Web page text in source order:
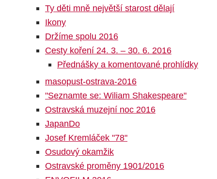
Ty děti mně největší starost dělají
Ikony
Držíme spolu 2016
Cesty koření 24. 3. – 30. 6. 2016
Přednášky a komentované prohlídky
masopust-ostrava-2016
"Seznamte se: Wiliam Shakespeare"
Ostravská muzejní noc 2016
JapanDo
Josef Kremláček "78"
Osudový okamžik
Ostravské proměny 1901/2016